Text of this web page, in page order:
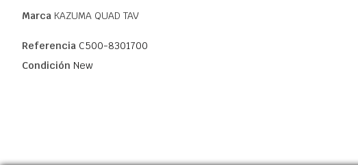
Marca KAZUMA QUAD TAV
Referencia C500-8301700
Condición New